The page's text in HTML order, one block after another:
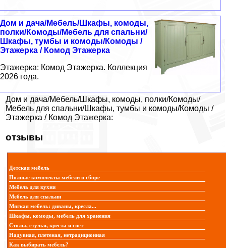
Дом и дача/Мебель/Шкафы, комоды,
полки/Комоды/Мебель для спальни/
Шкафы, тумбы и комоды/Комоды /
Этажерка / Комод Этажерка
Этажерка: Комод Этажерка. Коллекция
2026 года.
Дом и дача/Мебель/Шкафы, комоды, полки/Комоды/
Мебель для спальни/Шкафы, тумбы и комоды/Комоды /
Этажерка / Комод Этажерка:
отзывы
Детская мебель
Полные комплекты мебели в сборе
Мебель для кухни
Мебель для спальни
Мягкая мебель: диваны, кресла...
Шкафы, комоды, мебель для хранения
Столы, стулья, кресла и свет
Надувная, плетеная, нетрадиционная
Как выбирать мебель?